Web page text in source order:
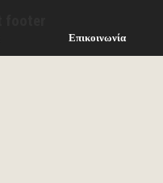
Επικοινωνία